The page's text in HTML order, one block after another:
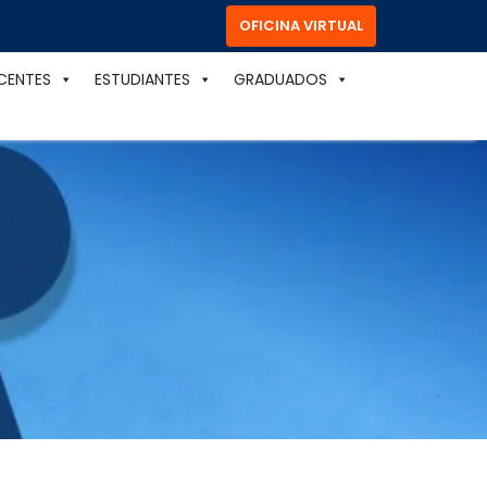
OFICINA VIRTUAL
ESTUDIANTES GRADUADOS